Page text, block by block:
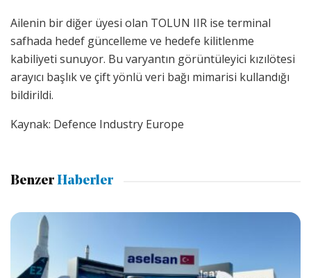
Ailenin bir diğer üyesi olan TOLUN IIR ise terminal
safhada hedef güncelleme ve hedefe kilitlenme
kabiliyeti sunuyor. Bu varyantın görüntüleyici kızılötesi
arayıcı başlık ve çift yönlü veri bağı mimarisi kullandığı
bildirildi.
Kaynak: Defence Industry Europe
Benzer Haberler